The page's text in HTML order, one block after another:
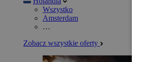
Wszystko
Amsterdam
…
Zobacz wszystkie oferty